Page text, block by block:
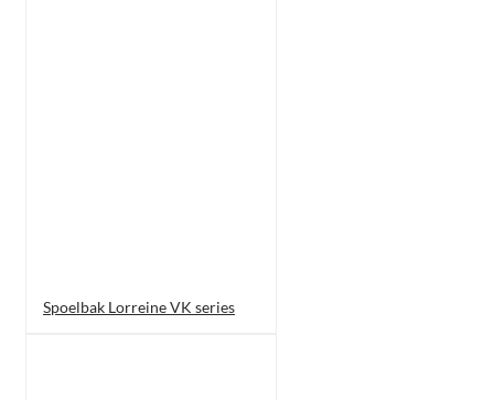
Spoelbak Lorreine VK series